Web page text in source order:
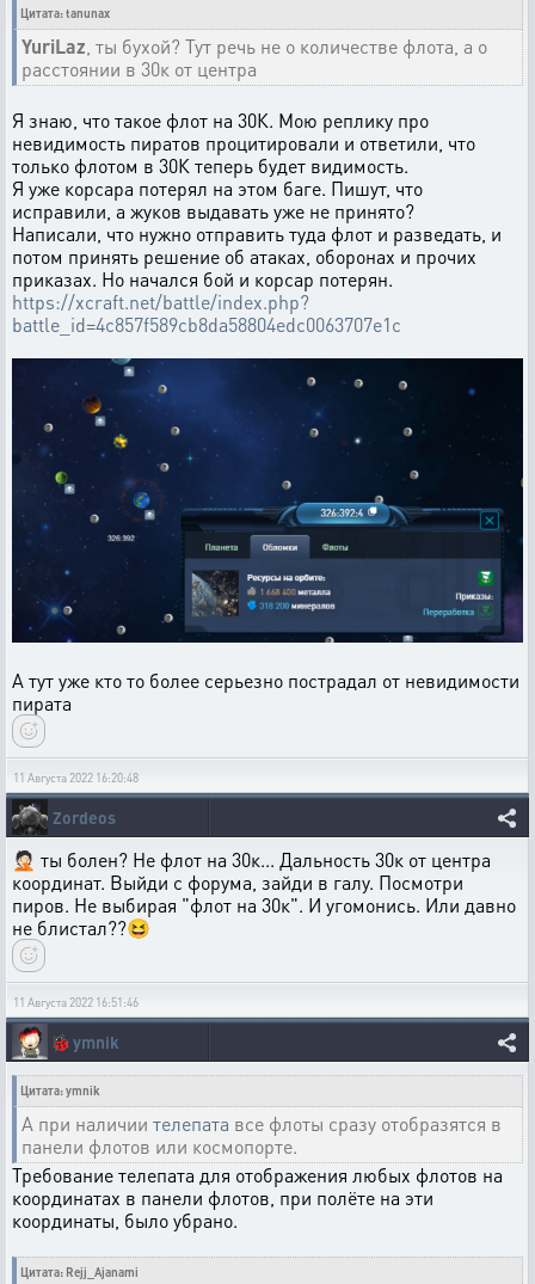
Цитата: tanunax
YuriLaz , ты бухой? Тут речь не о количестве флота, а о
расстоянии в 30к от центра
Я знаю, что такое флот на 30К. Мою реплику про
невидимость пиратов процитировали и ответили, что
только флотом в 30К теперь будет видимость.
Я уже корсара потерял на этом баге. Пишут, что
исправили, а жуков выдавать уже не принято?
Написали, что нужно отправить туда флот и разведать, и
потом принять решение об атаках, оборонах и прочих
приказах. Но начался бой и корсар потерян.
https://xcraft.net/battle/index.php?
battle_id=4c857f589cb8da58804edc0063707e1c
А тут уже кто то более серьезно пострадал от невидимости
пирата
11 Августа 2022 16:20:48
Zordeos
🤦🏻 ты болен? Не флот на 30к... Дальность 30к от центра
координат. Выйди с форума, зайди в галу. Посмотри
пиров. Не выбирая "флот на 30к". И угомонись. Или давно
не блистал??😆
11 Августа 2022 16:51:46
🐞 ymnik
Цитата: ymnik
А при наличии телепата все флоты сразу отобразятся в
панели флотов или космопорте.
Требование телепата для отображения любых флотов на
координатах в панели флотов, при полёте на эти
координаты, было убрано.
Цитата: Rejj_Ajanami